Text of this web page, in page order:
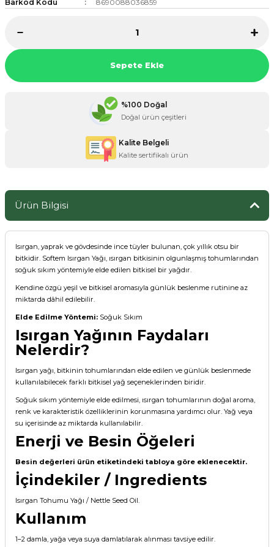
ÜRÜNLERİ
Barkod Kodu
8690088036859
Sepete Ekle
%100 Doğal
Doğal ürün çeşitleri
Kalite Belgeli
Kalite sertifikalı ürün
Ürün Bilgisi
Isırgan, yaprak ve gövdesinde ince tüyler bulunan, çok yıllık otsu bir
bitkidir. Softem Isırgan Yağı, ısırgan bitkisinin olgunlaşmış tohumlarından
soğuk sıkım yöntemiyle elde edilen bitkisel bir yağdır.
Kendine özgü yeşil ve bitkisel aromasıyla günlük beslenme rutinine az
miktarda dâhil edilebilir.
Elde Edilme Yöntemi: Soğuk Sıkım
Isırgan Yağının Faydaları
Nelerdir?
Isırgan yağı, bitkinin tohumlarından elde edilen ve günlük beslenmede
kullanılabilecek farklı bitkisel yağ seçeneklerinden biridir.
Soğuk sıkım yöntemiyle elde edilmesi, ısırgan tohumlarının doğal aroma,
renk ve karakteristik özelliklerinin korunmasına yardımcı olur. Yağ veya
su içerisinde az miktarda kullanılabilir.
Enerji ve Besin Öğeleri
Besin değerleri ürün etiketindeki tabloya göre eklenecektir.
İçindekiler / Ingredients
Isırgan Tohumu Yağı / Nettle Seed Oil.
Kullanım
1–2 damla, yağa veya suya damlatılarak alınması tavsiye edilir.